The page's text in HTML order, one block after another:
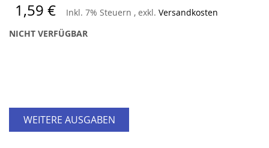
1,59 € Inkl. 7% Steuern , exkl. Versandkosten
NICHT VERFÜGBAR
WEITERE AUSGABEN